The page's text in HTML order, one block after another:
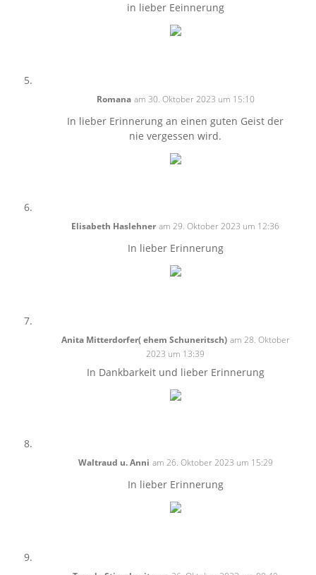
in lieber Eeinnerung
Romana am 30. Oktober 2023 um 15:10
In lieber Erinnerung an einen guten Geist der
nie vergessen wird.
Elisabeth Haslehner am 29. Oktober 2023 um 12:36
In lieber Erinnerung
Anita Mitterdorfer( ehem Schuneritsch) am 28. Oktober
2023 um 13:39
In Dankbarkeit und lieber Erinnerung
Waltraud u. Anni am 26. Oktober 2023 um 15:29
In lieber Erinnerung